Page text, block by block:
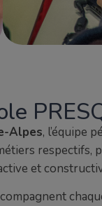
Alpes, l’équipe
et